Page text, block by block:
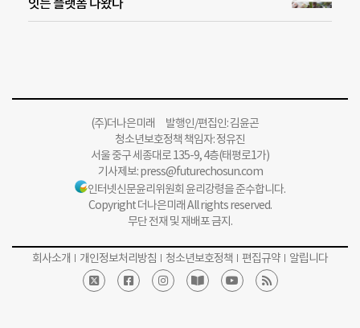
(주)더나은미래 발행인/편집인: 김윤곤
청소년보호정책 책임자: 정유진
서울 중구 세종대로 135-9, 4층(태평로1가)
기사제보:press@futurechosun.com
인터넷신문윤리위원회 윤리강령을 준수합니다.
Copyright 더나은미래 All rights reserved.
무단 전재 및 재배포 금지.
회사소개 개인정보처리방침 청소년보호정책 편집규약 알립니다